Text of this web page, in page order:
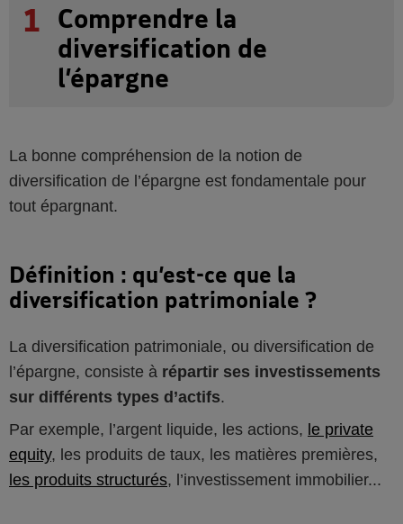
1
Comprendre la
diversification de
l’épargne
La bonne compréhension de la notion de
diversification de l’épargne est fondamentale pour
tout épargnant.
Définition : qu’est-ce que la
diversification patrimoniale ?
La diversification patrimoniale, ou diversification de
l’épargne, consiste à répartir ses investissements
sur différents types d’actifs.
Par exemple, l’argent liquide, les actions, le private
equity, les produits de taux, les matières premières,
les produits structurés, l’investissement immobilier...